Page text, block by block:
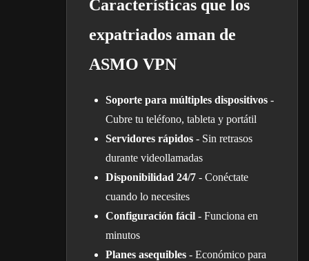
Características que los
expatriados aman de
ASMO VPN
Soporte para múltiples dispositivos -
Cubre tu teléfono, tableta y portátil
Servidores rápidos - Sin retrasos
durante videollamadas
Disponibilidad 24/7 - Conéctate
cuando lo necesites
Configuración fácil - Funciona en
minutos
Planes asequibles - Económico para